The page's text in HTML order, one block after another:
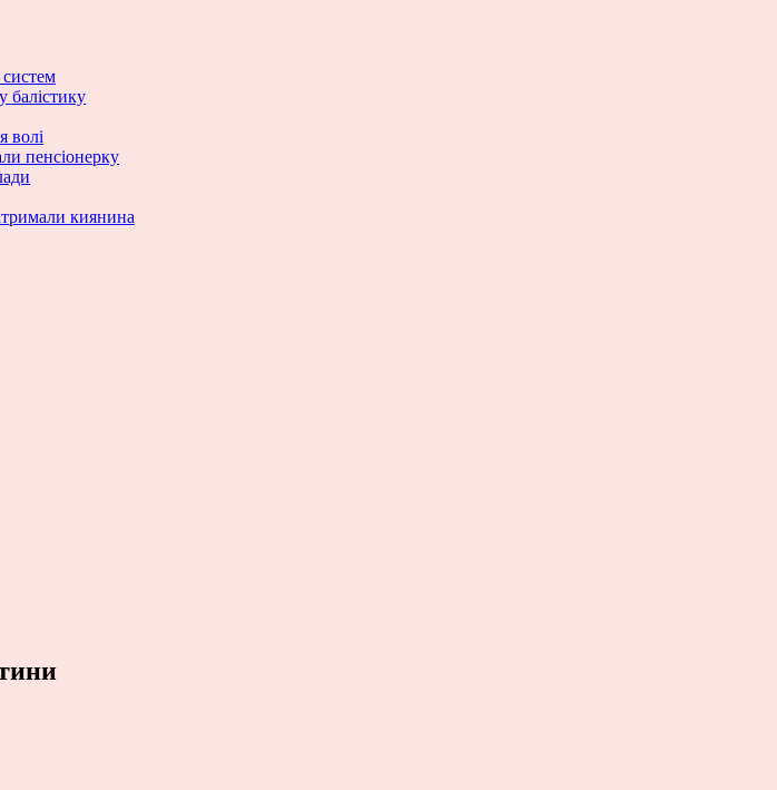
систем
балістику
волі
пенсіонерку
киянина